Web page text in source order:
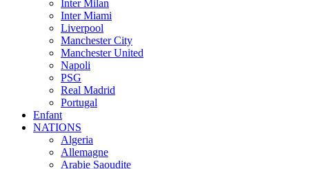
Inter Milan
Inter Miami
Liverpool
Manchester City
Manchester United
Napoli
PSG
Real Madrid
Portugal
Enfant
NATIONS
Algeria
Allemagne
Arabie Saoudite